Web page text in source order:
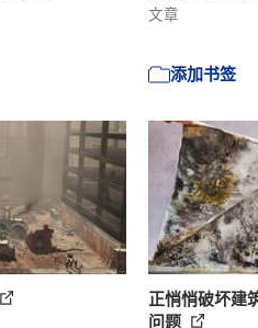
文章
添加书签
正悄悄破坏建
问题